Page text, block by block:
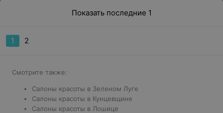
Показать последние 1
1 2
Смотрите также:
Салоны красоты в Зеленом Луге
Салоны красоты в Кунцевщине
Салоны красоты в Лошице